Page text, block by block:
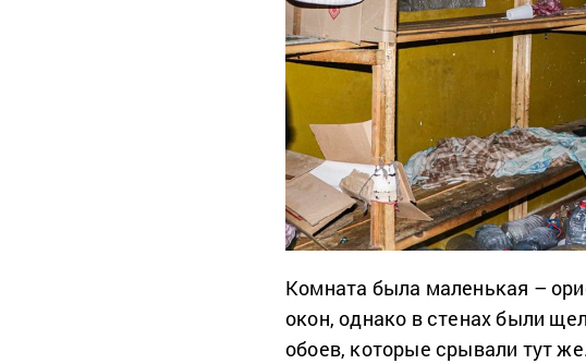
Комната была маленькая –
окон, однако в стенах были
обоев, которые срывали тут